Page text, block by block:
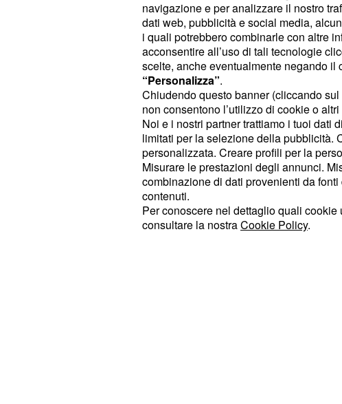
Movistar, Quintana
conferma
L’ultima novità sul mercato dellaMovistar
scorse ore ed è la riconferma del fratello
Quintana,Dayer. Il giovane colombiano
corridore della squadra spagnola, con
unità rispetto alla stagione da poco
ingaggiato cinque nuovi corridori per il
altisonante è senz’altroMikel Landa,che
leader per i grandi giri in opposizione a
altri nuovi arrivi sono corridori che
capitani, soprattutto nelle corse a tappe.
Roson, Eduardo Sepulveda, Rafael Valls
navigazione e per analizzare il nostro
dati web, pubblicità e social media,
i quali potrebbero combinarle con altre
acconsentire all’uso di tali tecnologie
scelte, anche eventualmente negando
“Personalizza”.
Chiudendo questo banner (cliccando
non consentono l’utilizzo di cookie o
Noi e i nostri partner trattiamo i tuoi dati
limitati per la selezione della pubblicità.
personalizzata. Creare profili per la
Misurare le prestazioni degli annunci.
combinazione di dati provenienti da
contenuti.
Per conoscere nel dettaglio quali
consultare la nostraCookie Policy.